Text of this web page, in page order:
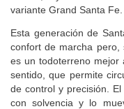
Esta generación de
confort de marcha pero,
es un todoterreno mejor
sentido, que permite
de control y precisión.
sufrido, Hyundai ha